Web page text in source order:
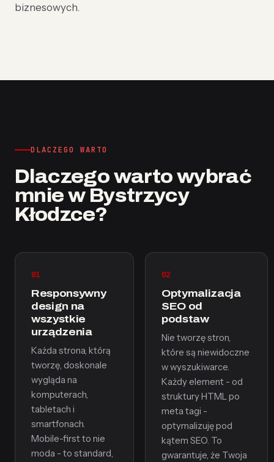
biznesowych.
DLACZEGO WARTO
Dlaczego warto wybrać
mnie w Bystrzycy
Kłodzce?
01
Responsywny
design na
wszystkie
urządzenia
Każda strona, którą
tworzę, doskonale
wygląda na
komputerach,
tabletach i
smartfonach.
Mobile-first to nie
moda - to standard,
02
Optymalizacja
SEO od
podstaw
Nie tworzę stron,
które są niewidoczne
w wyszukiwarce.
Każdy element - od
struktury HTML po
meta tagi -
optymalizuję pod
kątem SEO. To
gwarantuje, że Twoja